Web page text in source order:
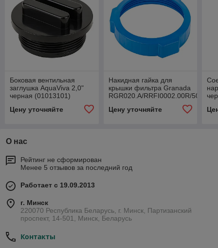
Боковая вентильная
заглушка AquaViva 2,0"
черная (01013101)
Цену уточняйте
Накидная гайка для
крышки фильтра Granada
RGR020.A/RRFI0002.00R/
Цену уточняйте
О нас
Рейтинг не сформирован
Менее 5 отзывов за последний год
Работает с 19.09.2013
г. Минск
220070 Республика Беларусь, г. Минск, Партизанский
проспект, 14-501, Минск, Беларусь
Контакты